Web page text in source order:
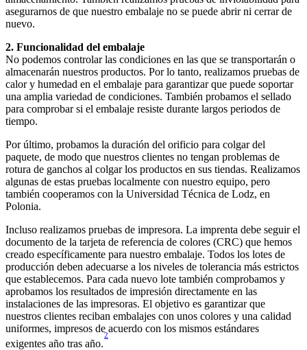
asegurarnos de que nuestro embalaje no se puede abrir ni cerrar de
nuevo.
2. Funcionalidad del embalaje
No podemos controlar las condiciones en las que se transportarán o
almacenarán nuestros productos. Por lo tanto, realizamos pruebas de
calor y humedad en el embalaje para garantizar que puede soportar
una amplia variedad de condiciones. También probamos el sellado
para comprobar si el embalaje resiste durante largos periodos de
tiempo.
Por último, probamos la duración del orificio para colgar del
paquete, de modo que nuestros clientes no tengan problemas de
rotura de ganchos al colgar los productos en sus tiendas. Realizamos
algunas de estas pruebas localmente con nuestro equipo, pero
también cooperamos con la Universidad Técnica de Lodz, en
Polonia.
Incluso realizamos pruebas de impresora. La imprenta debe seguir el
documento de la tarjeta de referencia de colores (CRC) que hemos
creado específicamente para nuestro embalaje. Todos los lotes de
producción deben adecuarse a los niveles de tolerancia más estrictos
que establecemos. Para cada nuevo lote también comprobamos y
aprobamos los resultados de impresión directamente en las
instalaciones de las impresoras. El objetivo es garantizar que
nuestros clientes reciban embalajes con unos colores y una calidad
uniformes, impresos de acuerdo con los mismos estándares
exigentes año tras año.
2